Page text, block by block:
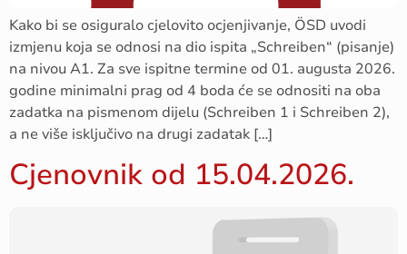
Kako bi se osiguralo cjelovito ocjenjivanje, ÖSD uvodi
izmjenu koja se odnosi na dio ispita „Schreiben“ (pisanje)
na nivou A1. Za sve ispitne termine od 01. augusta 2026.
godine minimalni prag od 4 boda će se odnositi na oba
zadatka na pismenom dijelu (Schreiben 1 i Schreiben 2),
a ne više isključivo na drugi zadatak […]
Cjenovnik od 15.04.2026.